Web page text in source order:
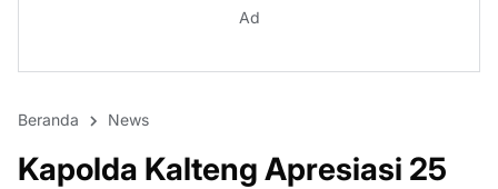
Ad
Beranda News
Kapolda Kalteng Apresiasi 25